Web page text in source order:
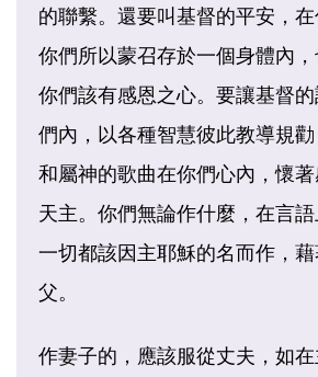
的聯繫。還要叫基督的平安，在
你們所以蒙召存於一個身體內
你們該有感恩之心。要讓基督
們內，以各種智慧彼此教導規
和屬神的歌曲在你們心內，懷
天主。你們無論作什麼，在言語
一切都該因主耶穌的名而作，
父。
作妻子的，應該服從丈夫，如在